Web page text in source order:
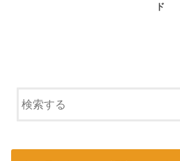
ド